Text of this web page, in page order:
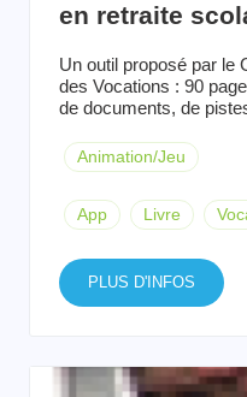
en retraite
Un outil proposé par le
des Vocations : 90
de documents, de
Animation/Jeu
App Livre
PLUS D'INFOS